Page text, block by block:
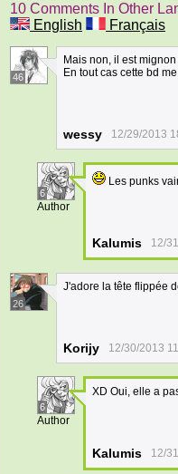
10 Comments In Other
English
Français
46
Mais non, il est
En tout cas cette bd
wessy 12/29/2013
6
Author
Les punks
Kalumis 12/
26
J'adore la tête flippée
Korijy 12/30/2013
6
Author
XD Oui, elle a
Kalumis 12/